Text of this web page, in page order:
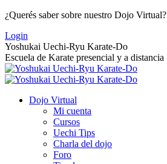
Saltar
contenido
¿Querés saber sobre nuestro Dojo Virtual?
Login
Yoshukai Uechi-Ryu Karate-Do
Escuela de Karate presencial y a distancia
Dojo Virtual
Mi cuenta
Cursos
Uechi Tips
Charla del dojo
Foro